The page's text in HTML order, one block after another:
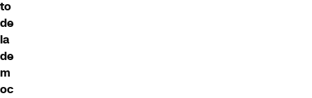
to
de
la
de
m
oc